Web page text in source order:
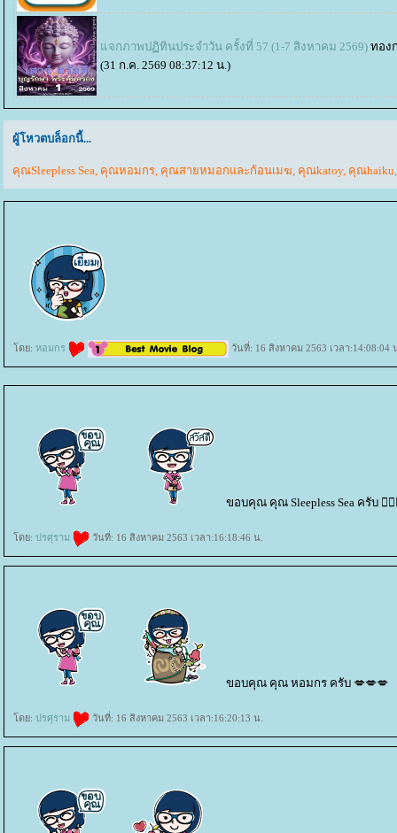
จกภาพปฏิทินประจำวัน ครั้งที่ 57 (1-7 สิงหาคม 2569) ทอง
(31 ก.ค. 2569 08:37:12 น.)
ผู้โหวตบล็อกนี้...
คุณSleepless Sea, คุณหอมกร, คุณสายหมอกและก้อนเมฆ, คุณkatoy, คุณhaiku
ดย: หอมกร วันที่: 16 สิงหาคม 2563 เวลา:14:08:04
ขอบคุณ คุณ Sleepless Sea ครับ
ดย: ปรศุราม วันที่: 16 สิงหาคม 2563 เวลา:16:18:46 น.
ขอบคุณ คุณ หอมกร ครับ 💋💋💋
ดย: ปรศุราม วันที่: 16 สิงหาคม 2563 เวลา:16:20:13 น.